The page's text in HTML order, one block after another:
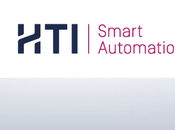
Inhalt
springen